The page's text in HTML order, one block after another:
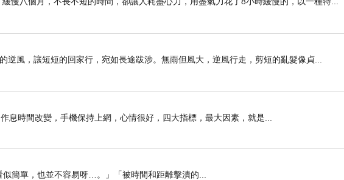
逆風，讓短短的回家行，宛如長途跋涉。無雨但風大，逆風行走，剪短的亂髮像貞...
息時間改變，手機保持上網，心情很好，四大指標，最大因素，就是...
簡單，也並不容易呀…。」「被時間和距離擊潰的...